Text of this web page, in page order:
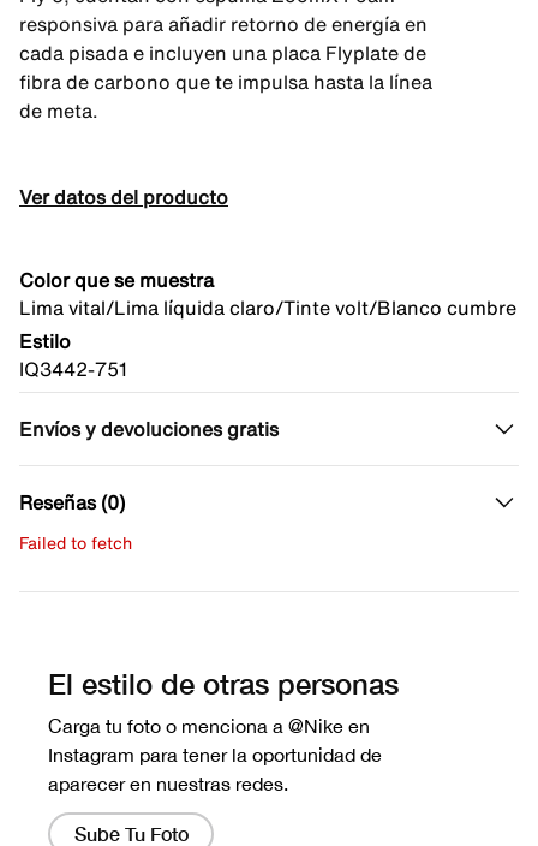
responsiva para añadir retorno de energía en
cada pisada e incluyen una placa Flyplate de
fibra de carbono que te impulsa hasta la línea
de meta.
Ver datos del producto
Color que se muestra
Lima vital/Lima líquida claro/Tinte volt/Blanco cumbre
Estilo
IQ3442-751
Envíos y devoluciones gratis
Reseñas (0)
Failed to fetch